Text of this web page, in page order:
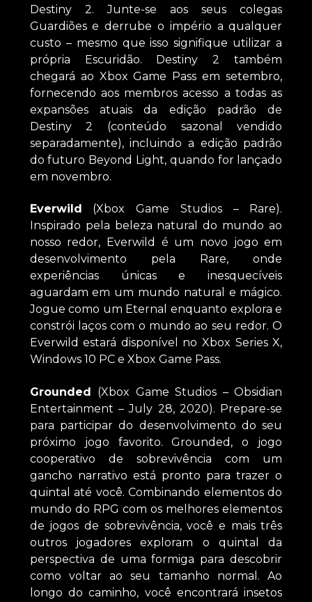
Destiny 2. Junte-se aos seus colegas
Guardiões e derrube o império a qualquer
custo – mesmo que isso signifique utilizar a
própria Escuridão. Destiny 2 também
chegará ao Xbox Game Pass em setembro,
fornecendo aos membros acesso a todas as
expansões atuais da edição padrão de
Destiny 2 (conteúdo sazonal vendido
separadamente), incluindo a edição padrão
do futuro Beyond Light, quando for lançado
em novembro.
Everwild
(Xbox Game Studios – Rare).
Inspirado pela beleza natural do mundo ao
nosso redor, Everwild é um novo jogo em
desenvolvimento pela Rare, onde
experiências únicas e inesquecíveis
aguardam em um mundo natural e mágico.
Jogue como um Eternal enquanto explora e
constrói laços com o mundo ao seu redor. O
Everwild estará disponível no Xbox Series X,
Windows 10 PC e Xbox Game Pass.
Grounded (Xbox Game Studios – Obsidian
Entertainment – July 28, 2020). Prepare-se
para participar do desenvolvimento do seu
próximo jogo favorito. Grounded, o jogo
cooperativo de sobrevivência com um
gancho narrativo está pronto para trazer o
quintal até você. Combinando elementos do
mundo do RPG com os melhores elementos
de jogos de sobrevivência, você e mais três
outros jogadores exploram o quintal da
perspectiva de uma formiga para descobrir
como voltar ao seu tamanho normal. Ao
longo do caminho, você encontrará insetos